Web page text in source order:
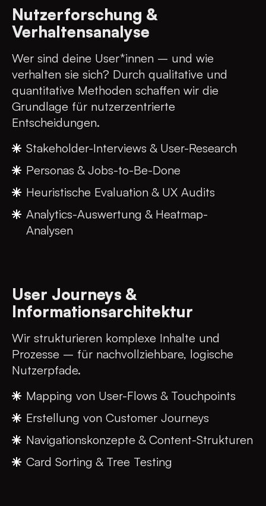
Nutzerforschung &
Verhaltensanalyse
Wer sind deine User*innen – und wie
verhalten sie sich? Durch qualitative und
quantitative Methoden schaffen wir die
Grundlage für nutzerzentrierte
Entscheidungen.
Stakeholder-Interviews & User-Research
Personas & Jobs-to-Be-Done
Heuristische Evaluation & UX Audits
Analytics-Auswertung & Heatmap-
Analysen
User Journeys &
Informationsarchitektur
Wir strukturieren komplexe Inhalte und
Prozesse – für nachvollziehbare, logische
Nutzerpfade.
Mapping von User-Flows & Touchpoints
Erstellung von Customer Journeys
Navigationskonzepte & Content-Strukturen
Card Sorting & Tree Testing